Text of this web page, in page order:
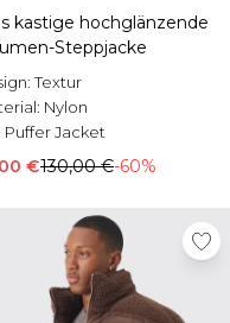
kastige hochglänzende
Steppjacke
Textur
Nylon
Puffer Jacket
€130,00 €-60%